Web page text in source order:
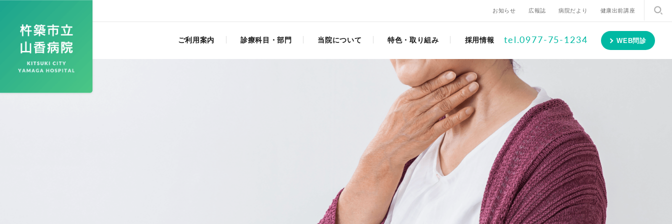
ご利用案内 診療科目・部門 当院について 特色・取り組み 採用情報
お知らせ 広報誌 病院だより 健康出前講座
tel.0977-75-1234 WEB問診